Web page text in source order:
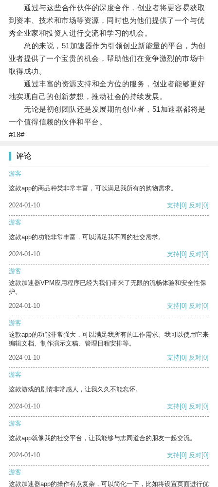
通过与这些合作伙伴的深度合作，创业者将更容易获取
到资本、技术和市场等资源，同时也为他们提供了一个与优
秀企业家和投资人进行交流和学习的机会。
总的来说，51加速器作为引领创业新能量的平台，为创
业者提供了一个宝贵的机会，帮助他们在竞争激烈的市场中
取得成功。
通过丰富的资源支持和全方位的服务，创业者能够更好
地实现自己的创新梦想，推动社会的持续发展。
无论是初创团队还是发展期的创业者，51加速器都将是
一个值得信赖的伙伴和平台。
#18#
评论
游客
这款app的商品种类非常丰富，可以满足我所有的购物需求。
2024-01-10 支持[0] 反对[0]
游客
这款app的功能非常丰富，可以满足我不同的社交需求。
2024-01-10 支持[0] 反对[0]
游客
这款加速器VPM应用程序已经为我们带来了无限的流畅体验和安全性保
护。
2024-01-10
支持[0] 反对[0]
游客
这款app的功能非常强大，可以满足我所有的工作需求。我可以使用它来
编辑文档、制作演示文稿、管理日程安排等。
2024-01-10
支持[0] 反对[0]
游客
这款游戏的剧情非常感人，让我久久不能忘怀。
2024-01-10 支持[0] 反对[0]
游客
这款app就像我的社交平台，让我能够与志同道合的朋友一起交流。
2024-01-10 支持[0] 反对[0]
游客
这款加速器app的操作有点复杂，可以简化一下，比如将设置页面进行优